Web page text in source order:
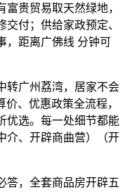
贵贸易取天然绿地，
交付；供给家政预定、
，距离广佛线 分钟可
广州荔湾，居家不会
、优惠政策全流程，
优选。每一处细节都能
介、开辟商曲营）（开
，全套商品房开辟五